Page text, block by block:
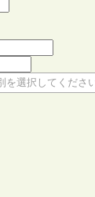
を選択してくださ
ください